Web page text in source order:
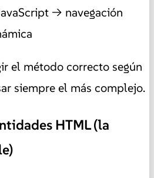
→ navegación
el método correcto según
siempre el más complejo.
HTML (la